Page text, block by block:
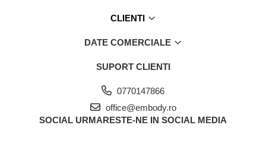
CLIENTI
DATE COMERCIALE
SUPORT CLIENTI
0770147866
office@embody.ro
SOCIAL URMARESTE-NE IN SOCIAL MEDIA